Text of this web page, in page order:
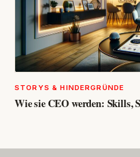
STORYS & HINDERGRÜNDE
Wie sie CEO werden: Skills,